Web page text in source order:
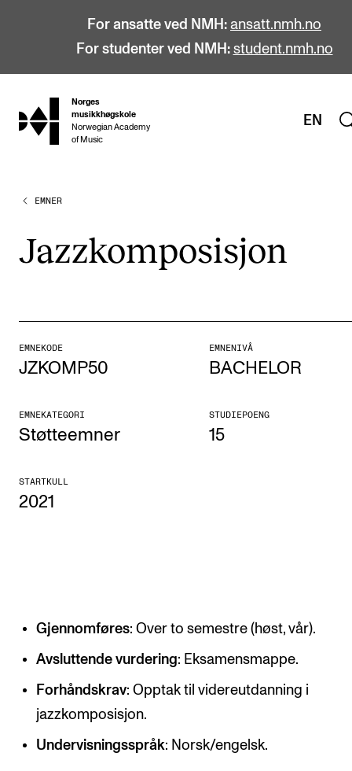
For ansatte ved NMH: ansatt.nmh.no
For studenter ved NMH: student.nmh.no
hjem
Norges
musikkhøgskole
Norwegian Academy
of Music
EN
STUDIER
Bachelor
Doktorgrad
Årsstudium og videreutdanning
Etterutdanning og kurs
Søknad og opptak
FORSKNING
CERM
CREMAH
NordART
EMNER
Jazz­kom­po­si­sjon
EMNEKODE
JZKOMP50
EMNENIVÅ
BACHELOR
EMNEKATEGORI
Støtteemner
STUDIEPOENG
15
STARTKULL
2021
Gjennomføres: Over to semestre (høst, vår).
Avsluttende vurdering: Eksamensmappe.
Forhåndskrav: Opptak til videreutdanning i
jazzkomposisjon.
Undervisningsspråk: Norsk/engelsk.